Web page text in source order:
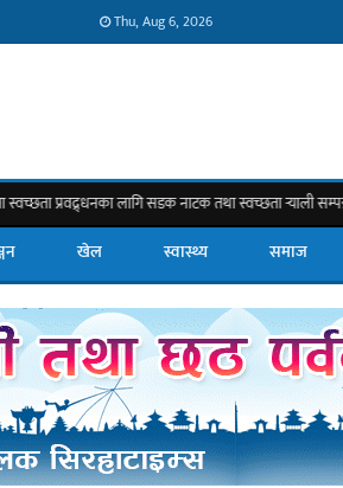
Thu, Aug 6, 2026
लागि सडक नाटक तथा स्वच्छता र्‍याली सम्पन्न
खेल स्वास्थ्य समाज